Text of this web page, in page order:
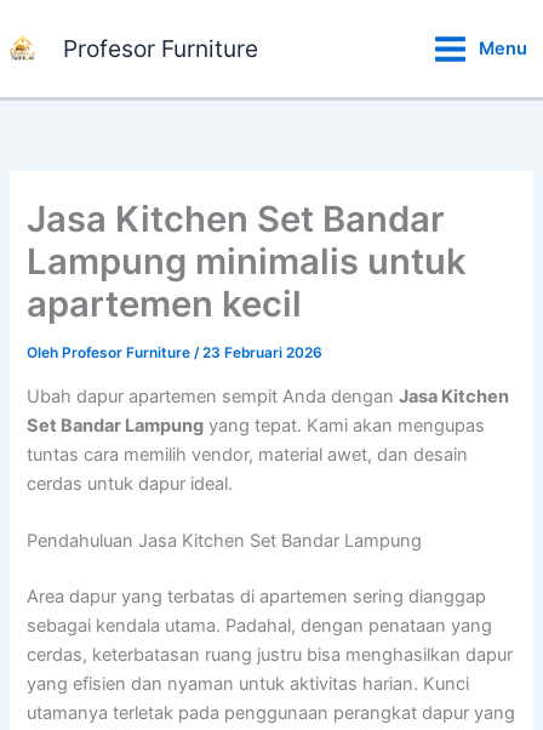
ke
Profesor Furniture Menu
Jasa Kitchen Set Bandar
Lampung minimalis untuk
apartemen kecil
Oleh Profesor Furniture/23 Februari 2026
Ubah dapur apartemen sempit Anda denganJasa Kitchen
Set Bandar Lampung yang tepat. Kami akan mengupas
tuntas cara memilih vendor, material awet, dan desain
cerdas untuk dapur ideal.
Pendahuluan Jasa Kitchen Set Bandar Lampung
Area dapur yang terbatas di apartemen sering dianggap
sebagai kendala utama. Padahal, dengan penataan yang
cerdas, keterbatasan ruang justru bisa menghasilkan dapur
yang efisien dan nyaman untuk aktivitas harian. Kunci
utamanya terletak pada penggunaan perangkat dapur yang